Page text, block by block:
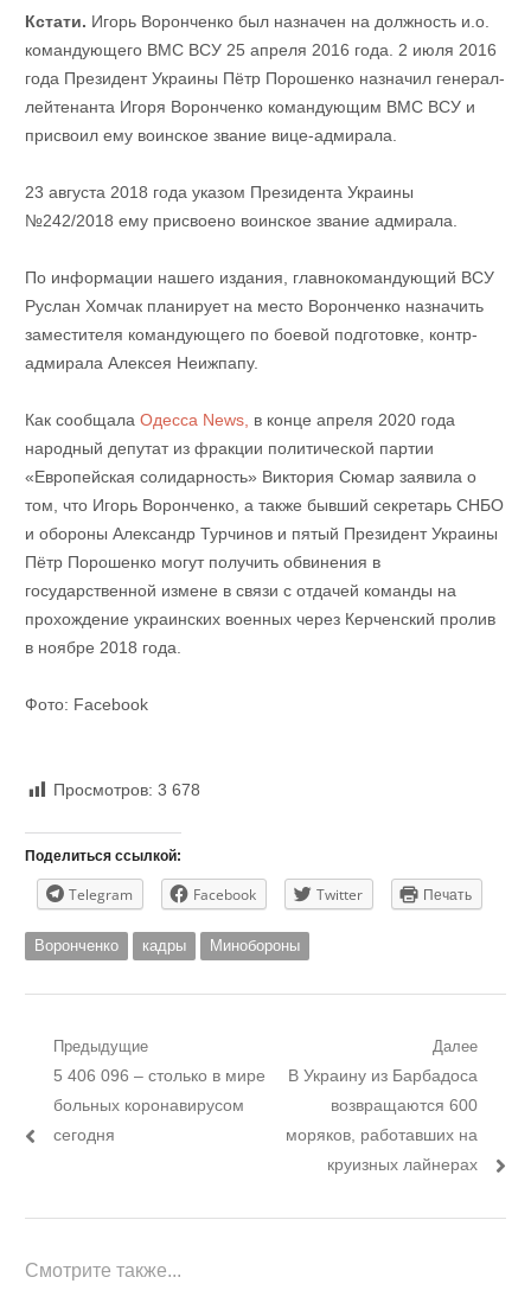
Кстати. Игорь Воронченко был назначен на должность и.о.
командующего ВМС ВСУ 25 апреля 2016 года. 2 июля 2016
года Президент Украины Пётр Порошенко назначил генерал-
лейтенанта Игоря Воронченко командующим ВМС ВСУ и
присвоил ему воинское звание вице-адмирала.
23 августа 2018 года указом Президента Украины
№242/2018 ему присвоено воинское звание адмирала.
По информации нашего издания, главнокомандующий ВСУ
Руслан Хомчак планирует на место Воронченко назначить
заместителя командующего по боевой подготовке, контр-
адмирала Алексея Неижпапу.
Как сообщала Одесса News, в конце апреля 2020 года
народный депутат из фракции политической партии
«Европейская солидарность» Виктория Сюмар заявила о
том, что Игорь Воронченко, а также бывший секретарь СНБО
и обороны Александр Турчинов и пятый Президент Украины
Пётр Порошенко могут получить обвинения в
государственной измене в связи с отдачей команды на
прохождение украинских военных через Керченский пролив
в ноябре 2018 года.
Фото: Facebook
Просмотров: 3 678
Поделиться ссылкой:
Telegram Facebook Twitter Печать
Воронченко кадры Минобороны
Навигация
записям
Предыдущие
Предыдущий
пост:
5 406 096 – столько в мире
больных коронавирусом
сегодня
Далее
Следующий
В Украину из Барбадоса
возвращаются 600
моряков, работавших на
круизных лайнерах
Смотрите также...